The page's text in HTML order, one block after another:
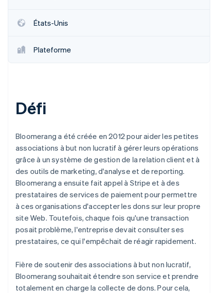
États-Unis
Plateforme
Défi
Bloomerang a été créée en 2012 pour aider les petites
associations à but non lucratif à gérer leurs opérations
grâce à un système de gestion de la relation client et à
des outils de marketing, d'analyse et de reporting.
Bloomerang a ensuite fait appel à Stripe et à des
prestataires de services de paiement pour permettre
à ces organisations d'accepter les dons sur leur propre
site Web. Toutefois, chaque fois qu'une transaction
posait problème, l'entreprise devait consulter ses
prestataires, ce qui l'empêchait de réagir rapidement.
Fière de soutenir des associations à but non lucratif,
Bloomerang souhaitait étendre son service et prendre
totalement en charge la collecte de dons. Pour cela,